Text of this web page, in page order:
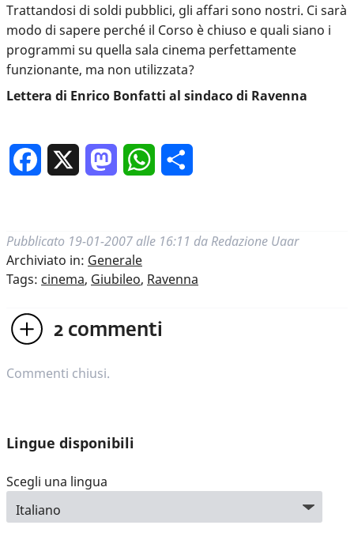
Trattandosi di soldi pubblici, gli affari sono nostri. Ci sarà
modo di sapere perché il Corso è chiuso e quali siano i
programmi su quella sala cinema perfettamente
funzionante, ma non utilizzata?
Lettera di Enrico Bonfatti al sindaco di Ravenna
Facebook MastodonWhatsApp
Pubblicato 19-01-2007 alle 16:11 da Redazione Uaar
Archiviato in: Generale
Tags: cinema, Giubileo, Ravenna
2 commenti
Commenti chiusi.
Lingue disponibili
Scegli una lingua